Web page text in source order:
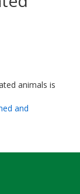
animals is
and